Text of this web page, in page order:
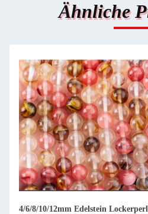
Ähnliche
4/6/8/10/12mm Edelstein